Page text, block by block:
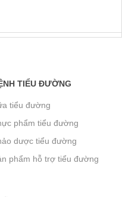
gold 400g- Dành cho
Control 400g- cho
mẫu mới tăng đạm
TIỂU ĐƯỜNG
tiểu đường
phẩm tiểu đường
dược tiểu đường
phẩm hỗ trợ tiểu đường